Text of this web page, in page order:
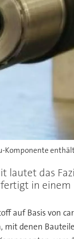
Komponente
lautet das
in
auf Basis von
denen